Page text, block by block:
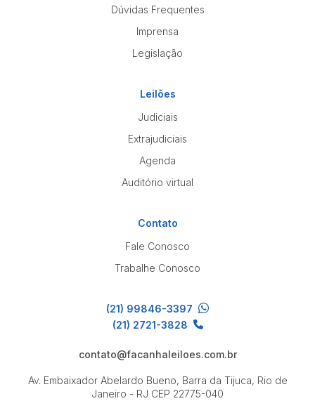
Dúvidas Frequentes
Imprensa
Legislação
Leilões
Judiciais
Extrajudiciais
Agenda
Auditório virtual
Contato
Fale Conosco
Trabalhe Conosco
(21) 99846-3397
(21) 2721-3828
contato@facanhaleiloes.com.br
Av. Embaixador Abelardo Bueno, Barra da Tijuca, Rio de
Janeiro - RJ CEP 22775-040